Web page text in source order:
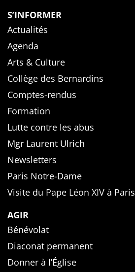
S’INFORMER
Actualités
Agenda
Arts & Culture
Collège des Bernardins
Comptes-rendus
Formation
Lutte contre les abus
Mgr Laurent Ulrich
Newsletters
Paris Notre-Dame
Visite du Pape Léon XIV à Paris
AGIR
Bénévolat
Diaconat permanent
Donner à l’Église